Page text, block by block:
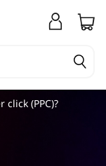
click (PPC)?